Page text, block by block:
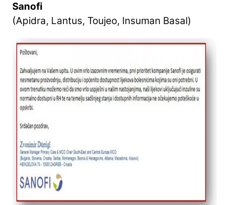
Sanofi
(Apidra, Lantus, Toujeo, Insuman Basal)